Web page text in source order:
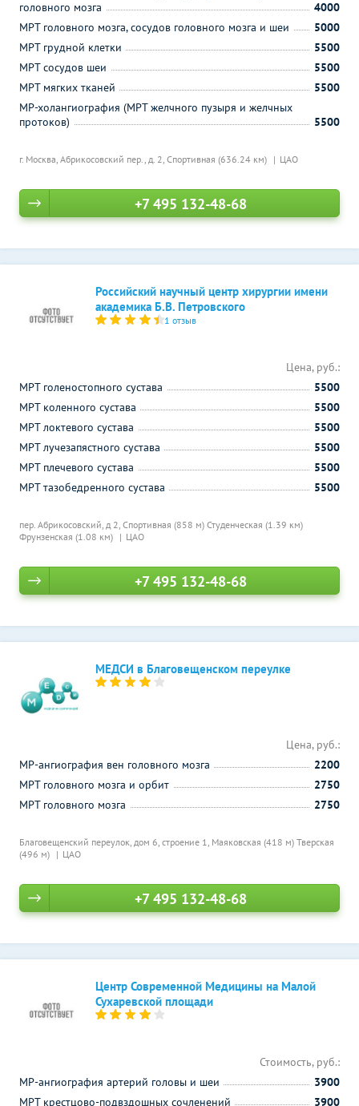
г. Москва, Абрикосовский пер., д. 2, Спортивная (636.24 км) ЦАО
головного мозга
4000
МРТ головного мозга, сосудов головного мозга и шеи
5000
МРТ грудной клетки
5500
МРТ сосудов шеи
5500
МРТ мягких тканей
5500
МР-холангиография (МРТ желчного пузыря и желчных
протоков)
5500
+7 495 132-48-68
Российский научный центр хирургии имени
академика Б.В. Петровского
1 отзыв
пер. Абрикосовский, д 2, Спортивная (858 м) Студенческая (1.39 км)
Фрунзенская (1.08 км)
ЦАО
Цена, руб.:
МРТ голеностопного сустава
5500
МРТ коленного сустава
5500
МРТ локтевого сустава
5500
МРТ лучезапястного сустава
5500
МРТ плечевого сустава
5500
МРТ тазобедренного сустава
5500
+7 495 132-48-68
МЕДСИ в Благовещенском переулке
Благовещенский переулок, дом 6, строение 1, Маяковская (418 м) Тверская
(496 м)
ЦАО
Цена, руб.:
МР-ангиография вен головного мозга
2200
МРТ головного мозга и орбит
2750
МРТ головного мозга
2750
+7 495 132-48-68
Центр Современной Медицины на Малой
Сухаревской площади
Стоимость, руб.:
МР-ангиография артерий головы и шеи
3900
МРТ крестцово-подвздошных сочленений
3900